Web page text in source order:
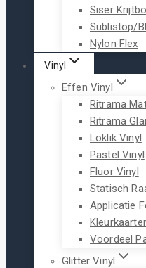
Siser
Sublistop/
Nylon Flex
Vinyl
Effen Vinyl
Ritrama
Ritrama
Loklik Vinyl
Pastel Vinyl
Fluor Vinyl
Statisch
Applicatie
Voordeel
Glitter Vinyl